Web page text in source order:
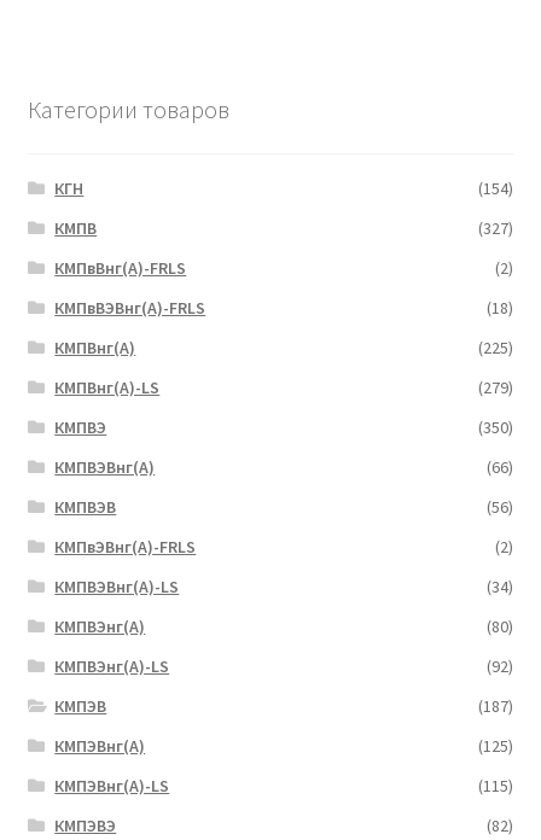
Категории товаров
КГН
(154)
КМПВ
(327)
КМПвВнг(А)-FRLS
(2)
КМПвВЭВнг(А)-FRLS
(18)
КМПВнг(А)
(225)
КМПВнг(А)-LS
(279)
КМПВЭ
(350)
КМПВЭBнг(А)
(66)
КМПВЭВ
(56)
КМПвЭВнг(А)-FRLS
(2)
КМПВЭВнг(А)-LS
(34)
КМПВЭнг(А)
(80)
КМПВЭнг(А)-LS
(92)
КМПЭВ
(187)
КМПЭВнг(А)
(125)
КМПЭВнг(А)-LS
(115)
КМПЭВЭ
(82)